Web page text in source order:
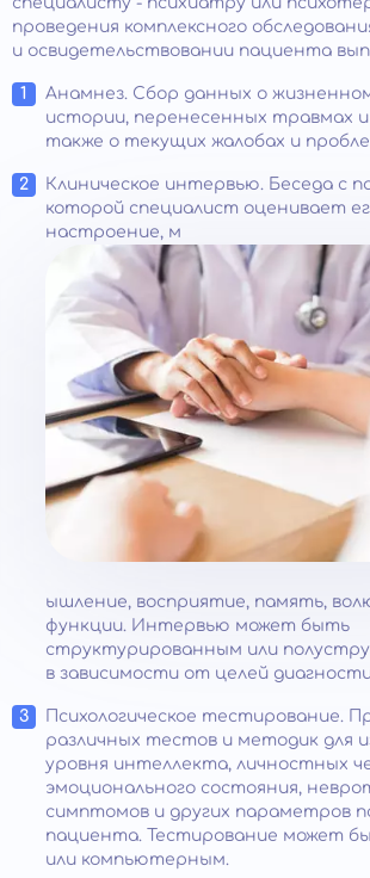
проведения комплексного
и освидетельствовании пациента
Анамнез. Сбор данных о
истории, перенесенных травмах и
также о текущих жалобах и
Клиническое интервью. Беседа с
которой специалист оценивает
настроение, м
ышление, восприятие, память,
функции. Интервью может быть
структурированным или
в зависимости от целей
Психологическое тестирование.
различных тестов и методик для
уровня интеллекта, личностных
эмоционального состояния,
симптомов и других параметров
пациента. Тестирование может
или компьютерным.